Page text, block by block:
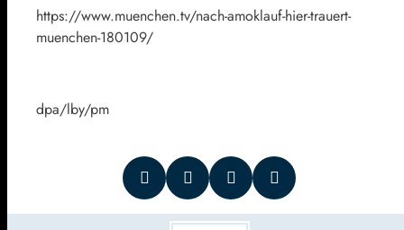
https://www.muenchen.tv/nach-amoklauf-hier-trauert-
muenchen-180109/
dpa/lby/pm